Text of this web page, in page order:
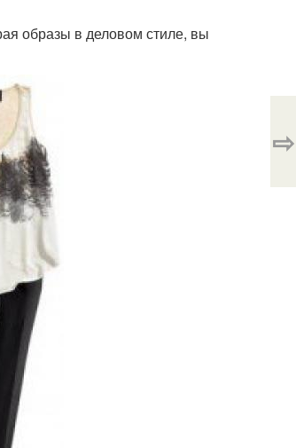
образы в деловом стиле, вы
⇨